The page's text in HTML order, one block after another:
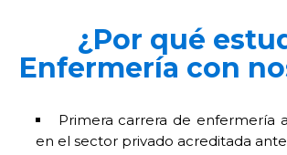
¿Por qué
Enfermería con
Primera carrera de enfermería
en el sector privado acreditada ante